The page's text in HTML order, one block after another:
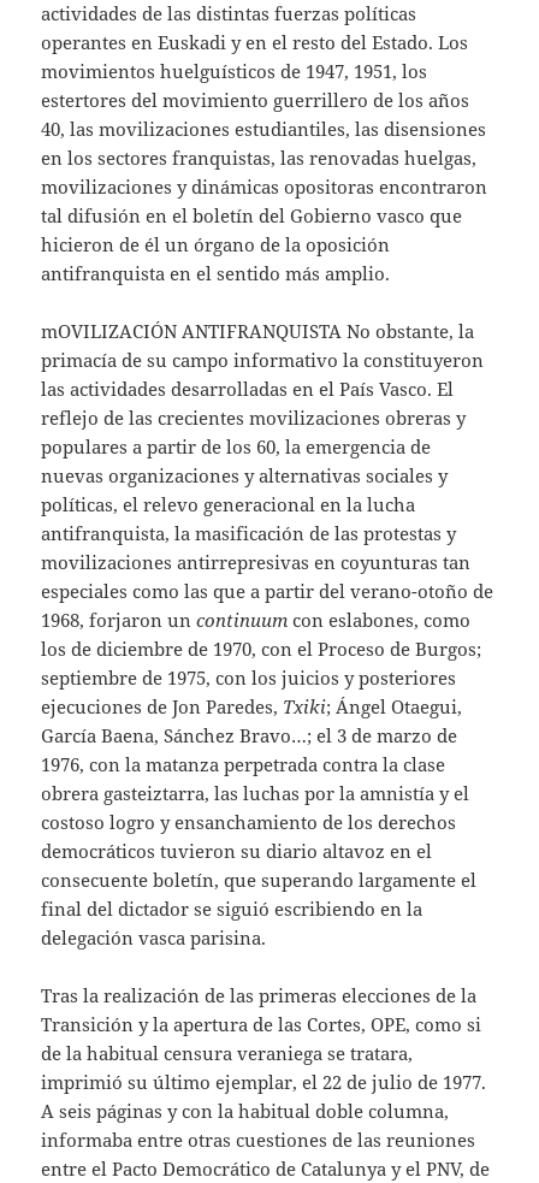
actividades de las distintas fuerzas políticas
operantes en Euskadi y en el resto del Estado. Los
movimientos huelguísticos de 1947, 1951, los
estertores del movimiento guerrillero de los años
40, las movilizaciones estudiantiles, las disensiones
en los sectores franquistas, las renovadas huelgas,
movilizaciones y dinámicas opositoras encontraron
tal difusión en el boletín del Gobierno vasco que
hicieron de él un órgano de la oposición
antifranquista en el sentido más amplio.
mOVILIZACIÓN ANTIFRANQUISTA No obstante, la
primacía de su campo informativo la constituyeron
las actividades desarrolladas en el País Vasco. El
reflejo de las crecientes movilizaciones obreras y
populares a partir de los 60, la emergencia de
nuevas organizaciones y alternativas sociales y
políticas, el relevo generacional en la lucha
antifranquista, la masificación de las protestas y
movilizaciones antirrepresivas en coyunturas tan
especiales como las que a partir del verano-otoño de
1968, forjaron uncontinuum con eslabones, como
los de diciembre de 1970, con el Proceso de Burgos;
septiembre de 1975, con los juicios y posteriores
ejecuciones de Jon Paredes, Txiki; Ángel Otaegui,
García Baena, Sánchez Bravo…; el 3 de marzo de
1976, con la matanza perpetrada contra la clase
obrera gasteiztarra, las luchas por la amnistía y el
costoso logro y ensanchamiento de los derechos
democráticos tuvieron su diario altavoz en el
consecuente boletín, que superando largamente el
final del dictador se siguió escribiendo en la
delegación vasca parisina.
Tras la realización de las primeras elecciones de la
Transición y la apertura de las Cortes, OPE, como si
de la habitual censura veraniega se tratara,
imprimió su último ejemplar, el 22 de julio de 1977.
A seis páginas y con la habitual doble columna,
informaba entre otras cuestiones de las reuniones
entre el Pacto Democrático de Catalunya y el PNV, de